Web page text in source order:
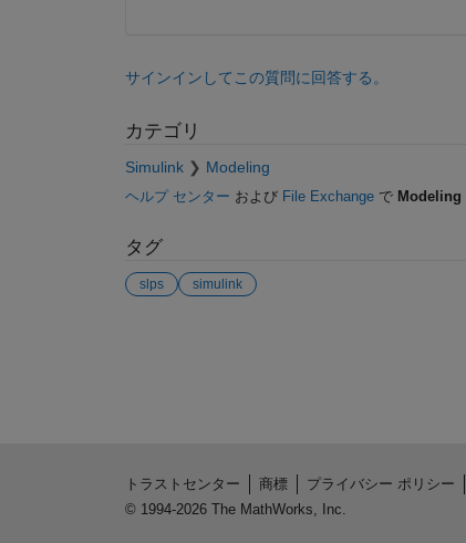
サインインしてこの質問に回答する。
カテゴリ
Simulink Modeling
ヘルプ センター および File Exchangeで Modeling
タグ
slps simulink
トラストセンター 商標 プライバシー ポリシー
© 1994-2026 The MathWorks, Inc.